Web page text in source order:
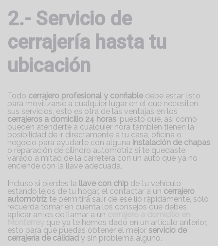
2.- Servicio de
cerrajería hasta tu
ubicación
Todo cerrajero profesional y confiabledebe estar listo
para movilizarse a cualquier lugar en el que necesiten
sus servicios, esto es otra de las ventajas en los
cerrajeros a domicilio 24 horas , puesto que, así como
pueden atenderte a cualquier hora también tienen la
posibilidad de ir directamente a tu casa, oficina o
negocio para ayudarte con alguna instalación de chapas
o reparación de cilindro automotriz si te quedaste
varado a mitad de la carretera con un auto que ya no
enciende con la llave adecuada.
Incluso si pierdes la llave con chip de tu vehículo
estando lejos de tu hogar, el contactar a un cerrajero
automotriz te permitirá salir de ese lío rápidamente, sólo
recuerda tomar en cuenta los consejos que debes
aplicar antes de llamar a un
que ya te hemos dado en un artículo anterior,
esto para que puedas obtener el mejor servicio de
cerrajería de calidad y sin problema alguno.